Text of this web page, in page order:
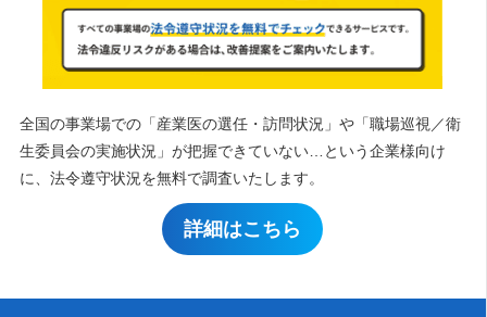
全国の事業場での「産業医の選任・訪問状況」や「職場巡視／衛
生委員会の実施状況」が把握できていない…という企業様向け
に、法令遵守状況を無料で調査いたします。
詳細はこちら